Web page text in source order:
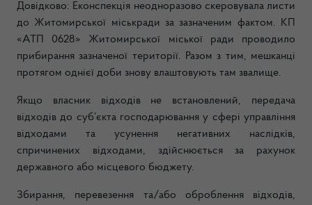
Довідково: Еконспекція неодноразово скеровувала листи
до Житомирської міськради за зазначеним фактом. КП
«АТП 0628» Житомирської міської ради проводило
прибирання зазначеної території. Разом з тим, мешканці
протягом однієї доби знову влаштовують там звалище.
Якщо власник відходів не встановлений, передача
відходів до суб’єкта господарювання у сфері управління
відходами та усунення негативних наслідків,
спричинених відходами, здійснюється за рахунок
державного або місцевого бюджету.
Збирання, перевезення та/або оброблення відходів,